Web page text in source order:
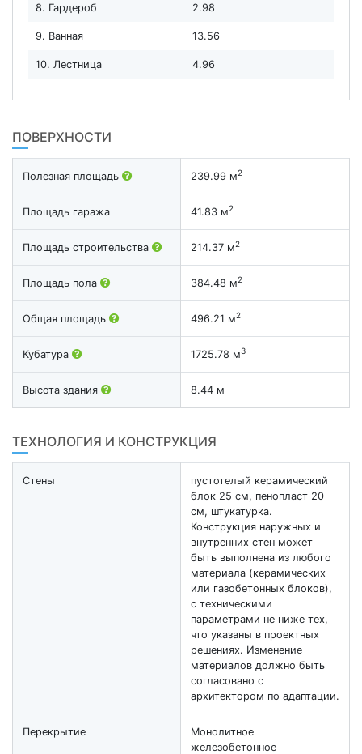
8. Гардероб 2.98
9. Ванная 13.56
10. Лестница 4.96
ПОВЕРХНОСТИ
Полезная площадь 239.99 м2
Площадь гаража 41.83 м2
Площадь строительства 214.37 м2
Площадь пола 384.48 м2
Общая площадь 496.21 м2
Кубатура 1725.78 м3
Высота здания 8.44 м
ТЕХНОЛОГИЯ И КОНСТРУКЦИЯ
Стены
пустотелый керамический
блок 25 см, пенопласт 20
см, штукатурка.
Конструкция наружных и
внутренних стен может
быть выполнена из любого
материала (керамических
или газобетонных блоков),
с техническими
параметрами не ниже тех,
что указаны в проектных
решениях. Изменение
материалов должно быть
согласовано с
архитектором по адаптации.
Перекрытие
Монолитное
железобетонное